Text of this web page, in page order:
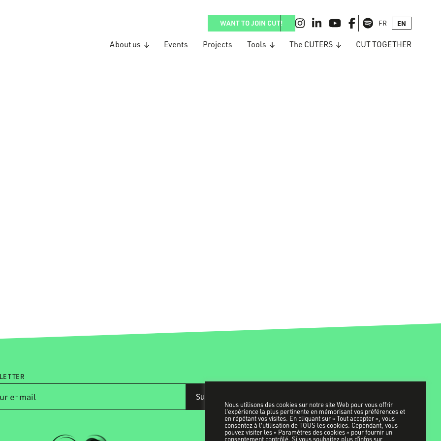
WANT TO JOIN CUT! FR EN
About us Events Projects Tools The CUTERS CUT TOGETHER
Nous utilisons des cookies sur notre site Web pour vous offrir
l'expérience la plus pertinente en mémorisant vos préférences et
en répétant vos visites. En cliquant sur « Tout accepter », vous
consentez à l'utilisation de TOUS les cookies. Cependant, vous
pouvez visiter les « Paramètres des cookies » pour fournir un
consentement contrôlé. Si vous souhaitez plus d’infos sur